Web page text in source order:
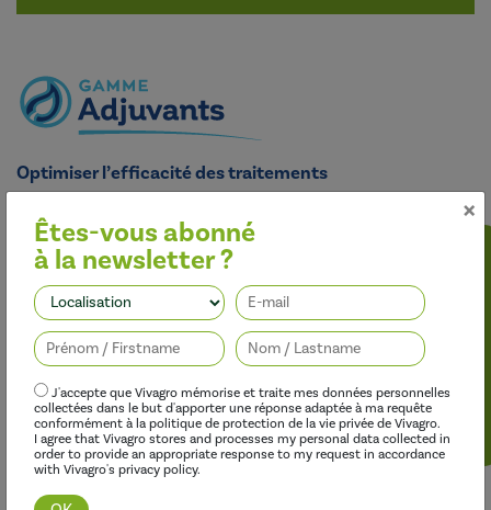
Optimiser l’efficacité des traitements
herbicides, des fongicides, des insecticides et des régulateurs de
croissance, tout en limitant leur impact sur l’environnement.
×
Êtes-vous abonné
à la newsletter ?
J'accepte que Vivagro mémorise et traite mes données personnelles
collectées dans le but d'apporter une réponse adaptée à ma requête
conformément à la politique de protection de la vie privée de Vivagro.
I agree that Vivagro stores and processes my personal data collected in
order to provide an appropriate response to my request in accordance
with Vivagro's privacy policy.